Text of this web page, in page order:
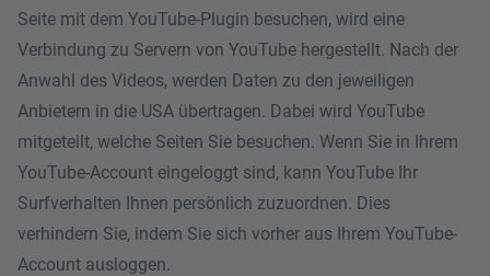
Seite mit dem YouTube-Plugin besuchen, wird eine
Verbindung zu Servern von YouTube hergestellt. Nach der
Anwahl des Videos, werden Daten zu den jeweiligen
Anbietern in die USA übertragen. Dabei wird YouTube
mitgeteilt, welche Seiten Sie besuchen. Wenn Sie in Ihrem
YouTube-Account eingeloggt sind, kann YouTube Ihr
Surfverhalten Ihnen persönlich zuzuordnen. Dies
verhindern Sie, indem Sie sich vorher aus Ihrem YouTube-
Account ausloggen.